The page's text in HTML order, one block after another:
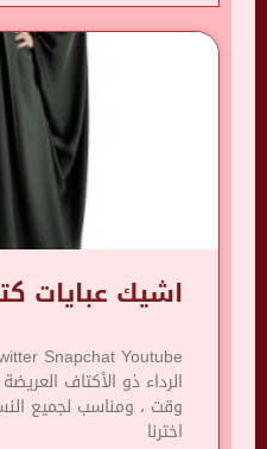
اشيك عبايات
الرداء ذو ​​الأكتاف
وقت ، ومناسب لجميع
اخترنا